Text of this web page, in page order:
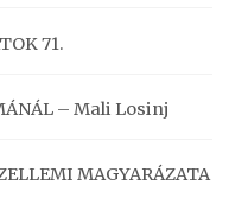
71.
– Mali Losinj
MAGYARÁZATA